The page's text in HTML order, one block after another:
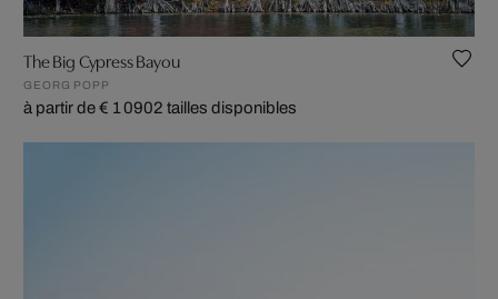
The Big Cypress Bayou
GEORG POPP
à partir de € 1 0902 tailles disponibles